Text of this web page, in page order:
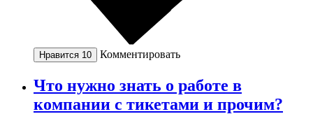
Нравится 10 Комментировать
Что нужно знать о работе в
компании с тикетами и прочим?